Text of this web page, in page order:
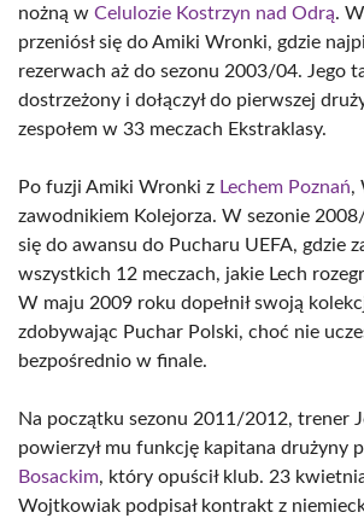
nożną w Celulozie Kostrzyn nad Odrą.
przeniósł się do Amiki Wronki, gdzie
rezerwach aż do sezonu 2003/04. Jego
dostrzeżony i dołączył do pierwszej
zespołem w 33 meczach Ekstraklasy.
Po fuzji Amiki Wronki z Lechem Poznań,
zawodnikiem Kolejorza. W sezonie
się do awansu do Pucharu UEFA, gdzie
wszystkich 12 meczach, jakie Lech
W maju 2009 roku dopełnił swoją
zdobywając Puchar Polski, choć nie
bezpośrednio w finale.
Na początku sezonu 2011/2012, trener
powierzył mu funkcję kapitana drużyny
Bosackim, który opuścił klub. 23
Wojtkowiak podpisał kontrakt z